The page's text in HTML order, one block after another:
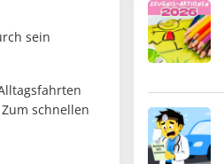
sein
schnellen